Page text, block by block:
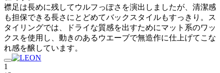
襟足は長めに残してウルフっぽさを演出しましたが、清潔感
も担保できる長さにとどめてバックスタイルもすっきり。ス
タイリングでは、ドライな質感を出すためにマット系のワッ
クスを使用し、動きのあるウエーブで無造作に仕上げてこな
れ感を醸しています。
1